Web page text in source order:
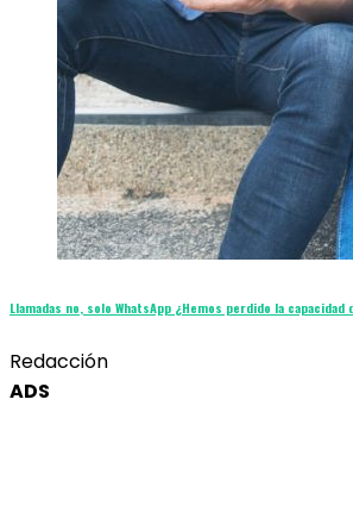
Llamadas no, solo WhatsApp ¿Hemos perdido la
Redacción
ADS